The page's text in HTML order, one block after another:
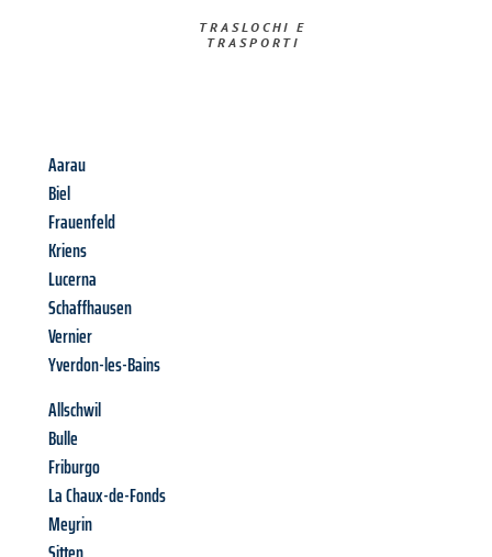
TRASLOCHI E
TRASPORTI​
Aarau
Biel
Frauenfeld
Kriens
Lucerna
Schaffhausen
Vernier
Yverdon-les-Bains
Allschwil
Bulle
Friburgo
La Chaux-de-Fonds
Meyrin